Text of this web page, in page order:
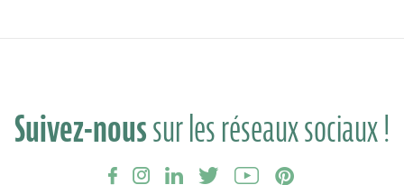
Suivez-noussur les réseaux sociaux !